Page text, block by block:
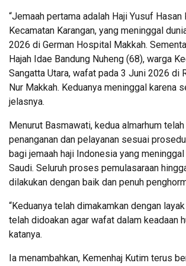
“Jemaah pertama adalah Haji Yusuf Hasan
Kecamatan Karangan, yang meninggal
2026 di German Hospital Makkah.
Hajah Idae Bandung Nuheng (68), warga
Sangatta Utara, wafat pada 3 Juni 2026 di
Nur Makkah. Keduanya meninggal karena
jelasnya.
Menurut Basmawati, kedua almarhum
penanganan dan pelayanan sesuai
bagi jemaah haji Indonesia yang
Saudi. Seluruh proses pemulasaraan
dilakukan dengan baik dan penuh
“Keduanya telah dimakamkan dengan
telah didoakan agar wafat dalam keadaan
katanya.
Ia menambahkan, Kemenhaj Kutim terus